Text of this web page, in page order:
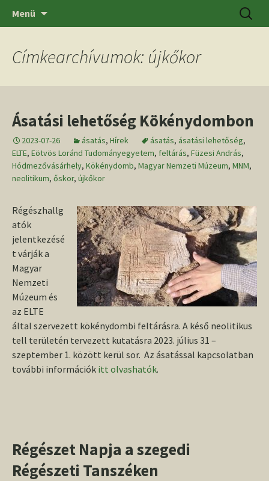
SZTE BTK Régészeti Tanszék
Menü
Címkearchívumok: újkőkor
Ásatási lehetőség Kökénydombon
2023-07-26 ásatás, Hírek ásatás, ásatási lehetőség,
ELTE, Eötvös Loránd Tudományegyetem, feltárás, Füzesi András,
Hódmezővásárhely, Kökénydomb, Magyar Nemzeti Múzeum, MNM,
neolitikum, őskor, újkőkor
Régészhallg
atók
jelentkezésé
t várják a
Magyar
Nemzeti
Múzeum és
az ELTE
által szervezett kökénydombi feltárásra. A késő neolitikus
tell területén tervezett kutatásra 2023. július 31 –
szeptember 1. között kerül sor. Az ásatással kapcsolatban
további információk itt olvashatók.
Régészet Napja a szegedi
Régészeti Tanszéken